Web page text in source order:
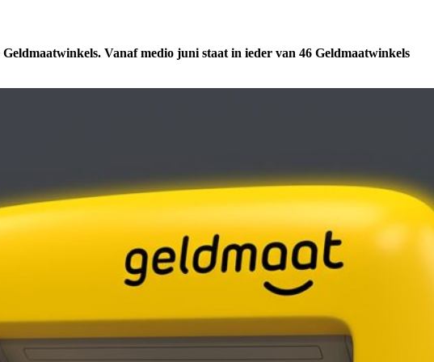
Vanaf medio juni staat in ieder van 46 Geldmaatwinkels